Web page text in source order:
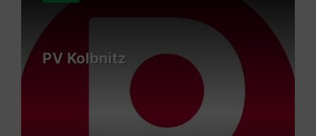
PV Kolbnitz